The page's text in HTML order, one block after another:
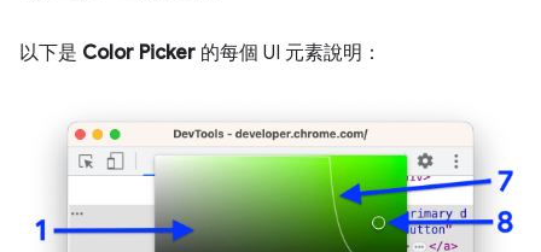
以下是 Color Picker 的每個 UI 元素說明：